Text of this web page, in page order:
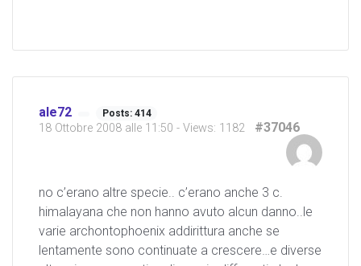
ale72 Posts: 414
18 Ottobre 2008 alle 11:50 - Views: 1182 #37046
no c’erano altre specie.. c’erano anche 3 c.
himalayana che non hanno avuto alcun danno..le
varie archontophoenix addirittura anche se
lentamente sono continuate a crescere…e diverse